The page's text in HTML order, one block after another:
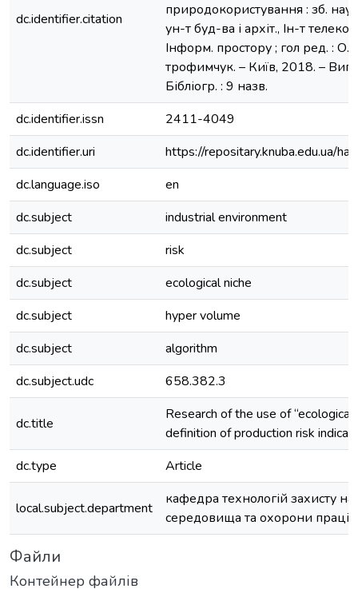
dc.identifier.citation
природокористування : зб.
ун-т буд-ва і архіт., Ін-т
Інформ. простору ; гол ред. :
трофимчук. – Київ, 2018. –
Бібліогр. : 9 назв.
dc.identifier.issn
2411-4049
dc.identifier.uri
https://repositary.knuba.edu.ua/
dc.language.iso
en
dc.subject
industrial environment
dc.subject
risk
dc.subject
ecological niche
dc.subject
hyper volume
dc.subject
algorithm
dc.subject.udc
658.382.3
dc.title
Research of the use of “ecological
definition of production risk
dc.type
Article
local.subject.department
кафедра технологій захисту
середовища та охорони праці
Файли
Контейнер файлів